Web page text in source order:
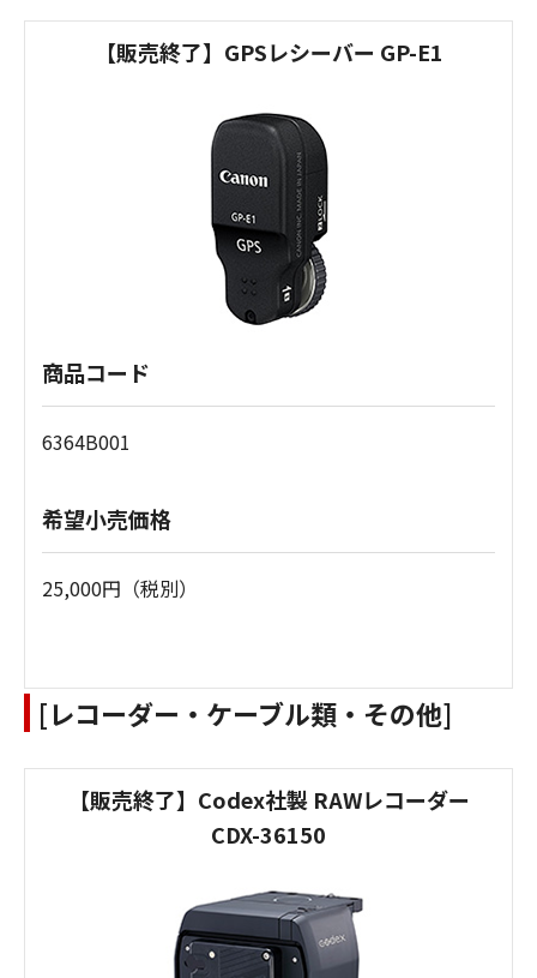
【販売終了】GPSレシーバー GP-E1
商品コード
6364B001
希望小売価格
25,000円（税別）
[レコーダー・ケーブル類・その他]
【販売終了】Codex社製 RAWレコーダー
CDX-36150